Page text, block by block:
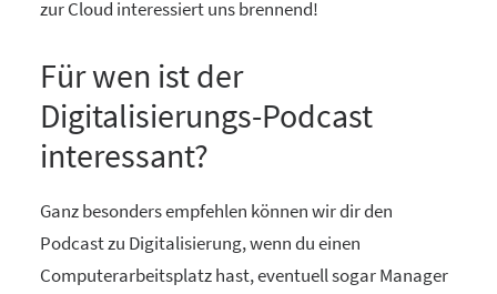
zur Cloud interessiert uns brennend!
Für wen ist der
Digitalisierungs-Podcast
interessant?
Ganz besonders empfehlen können wir dir den
Podcast zu Digitalisierung, wenn du einen
Computerarbeitsplatz hast, eventuell sogar Manager